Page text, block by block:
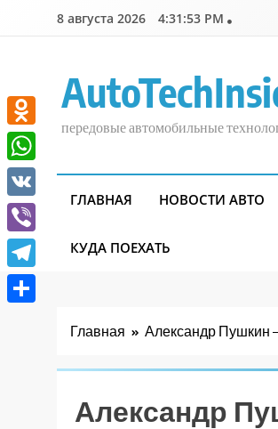
8 августа 2026 4:31:54 PM
передовые автомобильные
ГЛАВНАЯ НОВОСТИ АВТО
КУДА ПОЕХАТЬ
Главная Александр Пушкин
Александр
Odnoklassniki
WhatsApp
VK
Viber
Telegram